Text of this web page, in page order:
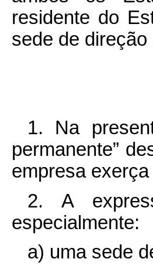
residente do
sede de direção
1. Na
permanente”
empresa
2. A
especialmente:
a) uma sede